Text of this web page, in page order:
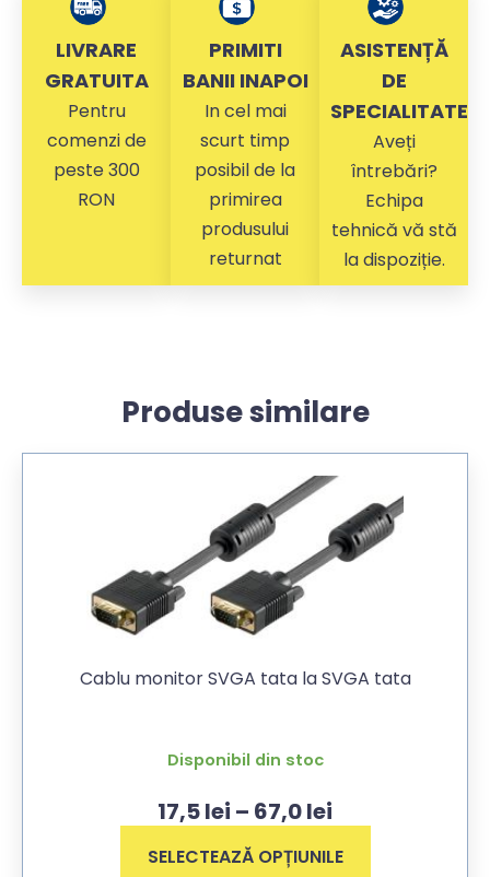
LIVRARE
GRATUITA
Pentru
comenzi de
peste 300
RON
PRIMITI
BANII INAPOI
In cel mai
scurt timp
posibil de la
primirea
produsului
returnat
ASISTENȚĂ
DE
SPECIALITATE
Aveți
întrebări?
Echipa
tehnică vă stă
la dispoziție.
Produse similare
Cablu monitor SVGA tata la SVGA tata
Disponibil din stoc
17,5lei – 67,0lei
SELECTEAZĂ OPȚIUNILE